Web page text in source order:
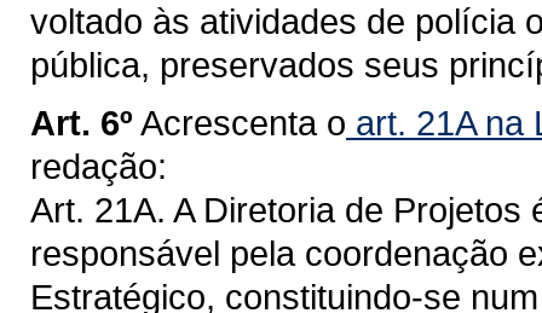
voltado às atividades de polícia
pública, preservados seus
Art. 6º Acrescenta o art. 21A na
redação:
Art. 21A. A Diretoria de
responsável pela coordenação
Estratégico, constituindo-se